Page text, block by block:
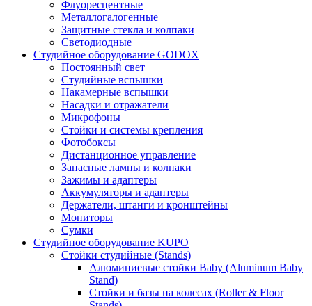
Флуоресцентные
Металлогалогенные
Защитные стекла и колпаки
Светодиодные
Студийное оборудование GODOX
Постоянный свет
Студийные вспышки
Накамерные вспышки
Насадки и отражатели
Микрофоны
Стойки и системы крепления
Фотобоксы
Дистанционное управление
Запасные лампы и колпаки
Зажимы и адаптеры
Аккумуляторы и адаптеры
Держатели, штанги и кронштейны
Мониторы
Сумки
Студийное оборудование KUPO
Стойки студийные (Stands)
Алюминиевые стойки Baby (Aluminum Baby
Stand)
Стойки и базы на колесах (Roller & Floor